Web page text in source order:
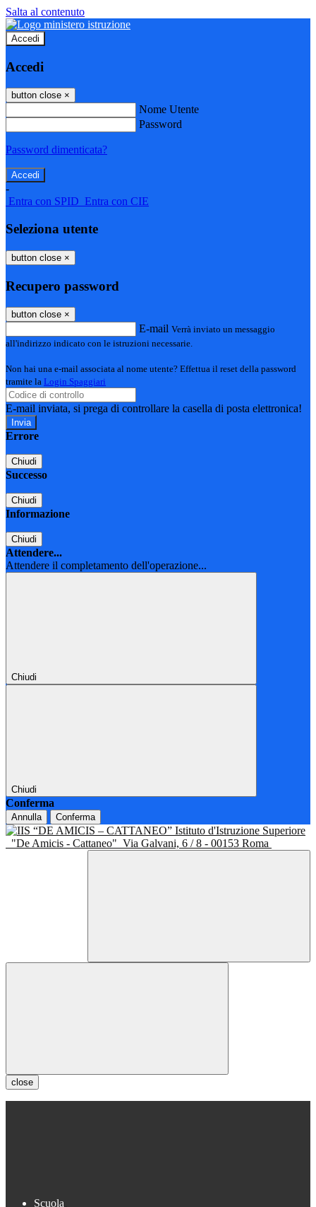
Salta al contenuto
Accedi
Accedi
button close ×
Nome Utente
Password
Password dimenticata?
-
Entra con SPID Entra con CIE
Seleziona utente
button close ×
Recupero password
button close ×
E-mail Verrà inviato un messaggio
all'indirizzo indicato con le istruzioni necessarie.
Non hai una e-mail associata al nome utente? Effettua il reset della password
tramite la Login Spaggiari
E-mail inviata, si prega di controllare la casella di posta elettronica!
Errore
Chiudi
Successo
Chiudi
Informazione
Chiudi
Attendere...
Attendere il completamento dell'operazione...
Chiudi
Chiudi
Conferma
Annulla Conferma
Istituto d'Istruzione Superiore
"De Amicis - Cattaneo" Via Galvani, 6 / 8 - 00153 Roma
close
Scuola